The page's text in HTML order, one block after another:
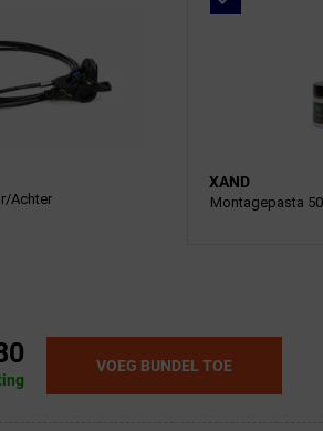
Achter
XAND
Montagepasta
VOEG BUNDEL TOE